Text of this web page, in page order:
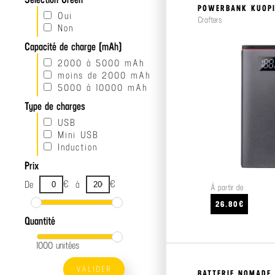
Oui
Non
Capacité de charge (mAh)
2000 à 5000 mAh
moins de 2000 mAh
5000 à 10000 mAh
Type de charges
USB
Mini USB
Induction
Prix
De € à €
Quantité
1000 unitées
VALIDER
POWERBANK
Crafters
À partir de
26.80€